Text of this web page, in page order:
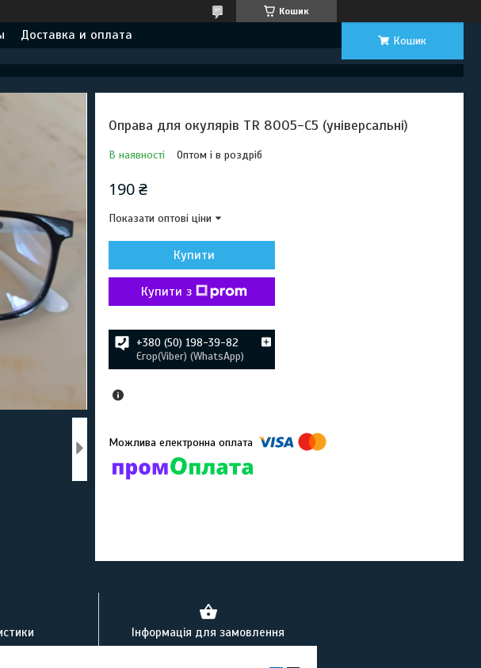
Кошик
Доставка и оплата Кошик
Оправа для окулярів TR 8005-C5 (універсальні)
В наявності Оптом і в роздріб
190 ₴
Показати оптові ціни
Купити
Купити з
+380 (50) 198-39-82
Єгор(Viber) (WhatsApp)
Інформація для замовлення